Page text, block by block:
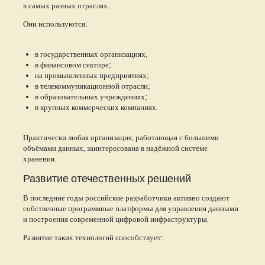
в самых разных отраслях.
Они используются:
в государственных организациях;
в финансовом секторе;
на промышленных предприятиях;
в телекоммуникационной отрасли;
в образовательных учреждениях;
в крупных коммерческих компаниях.
Практически любая организация, работающая с большими
объёмами данных, заинтересована в надёжной системе
хранения.
Развитие отечественных решений
В последние годы российские разработчики активно создают
собственные программные платформы для управления данными
и построения современной цифровой инфраструктуры.
Развитие таких технологий способствует: